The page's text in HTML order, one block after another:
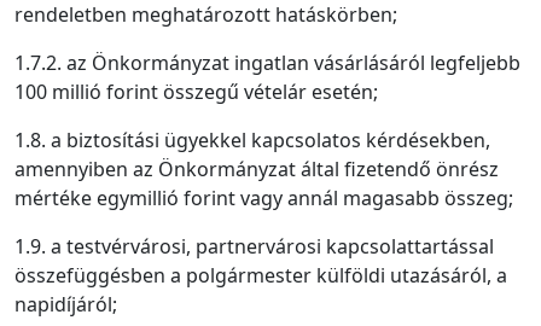
rendeletben meghatározott hatáskörben;
1.7.2. az Önkormányzat ingatlan vásárlásáról legfeljebb
100 millió forint összegű vételár esetén;
1.8. a biztosítási ügyekkel kapcsolatos kérdésekben,
amennyiben az Önkormányzat által fizetendő önrész
mértéke egymillió forint vagy annál magasabb összeg;
1.9. a testvérvárosi, partnervárosi kapcsolattartással
összefüggésben a polgármester külföldi utazásáról, a
napidíjáról;